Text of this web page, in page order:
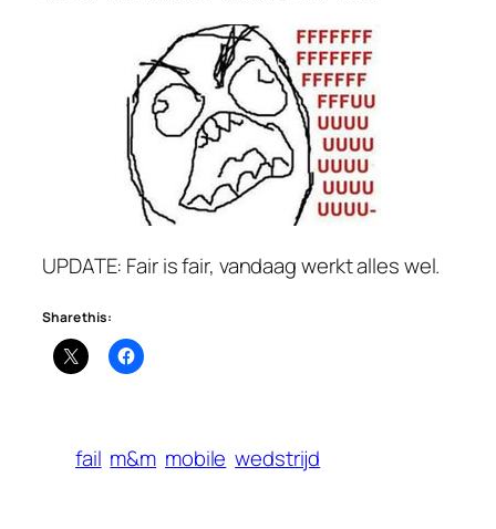
UPDATE: Fair is fair, vandaag werkt alles wel.
Share this:
fail m&m mobile wedstrijd